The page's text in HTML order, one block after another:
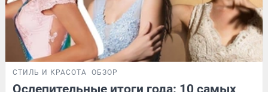
СТИЛЬ И КРАСОТА ОБЗОР